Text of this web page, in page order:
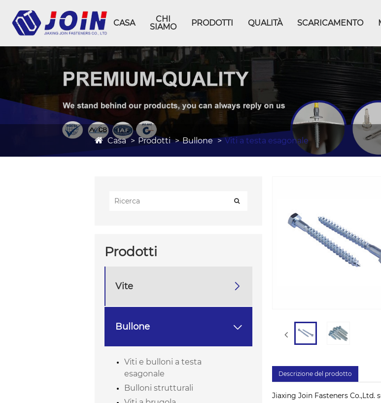
CASA
CHI
SIAMO
PRODOTTI QUALITÀ SCARICAMENTO
Casa Prodotti Bullone Viti a testa esagonale
Prodotti
Vite 
Bullone 
Viti e bulloni a testa
esagonale
Bulloni strutturali
Descrizione del prodotto
Jiaxing Join Fasteners Co.,Ltd.